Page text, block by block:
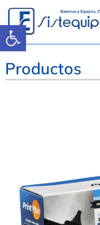
Abrir barra de herramientas
Productos